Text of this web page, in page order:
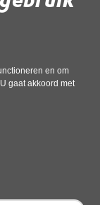
en om
gaat akkoord met